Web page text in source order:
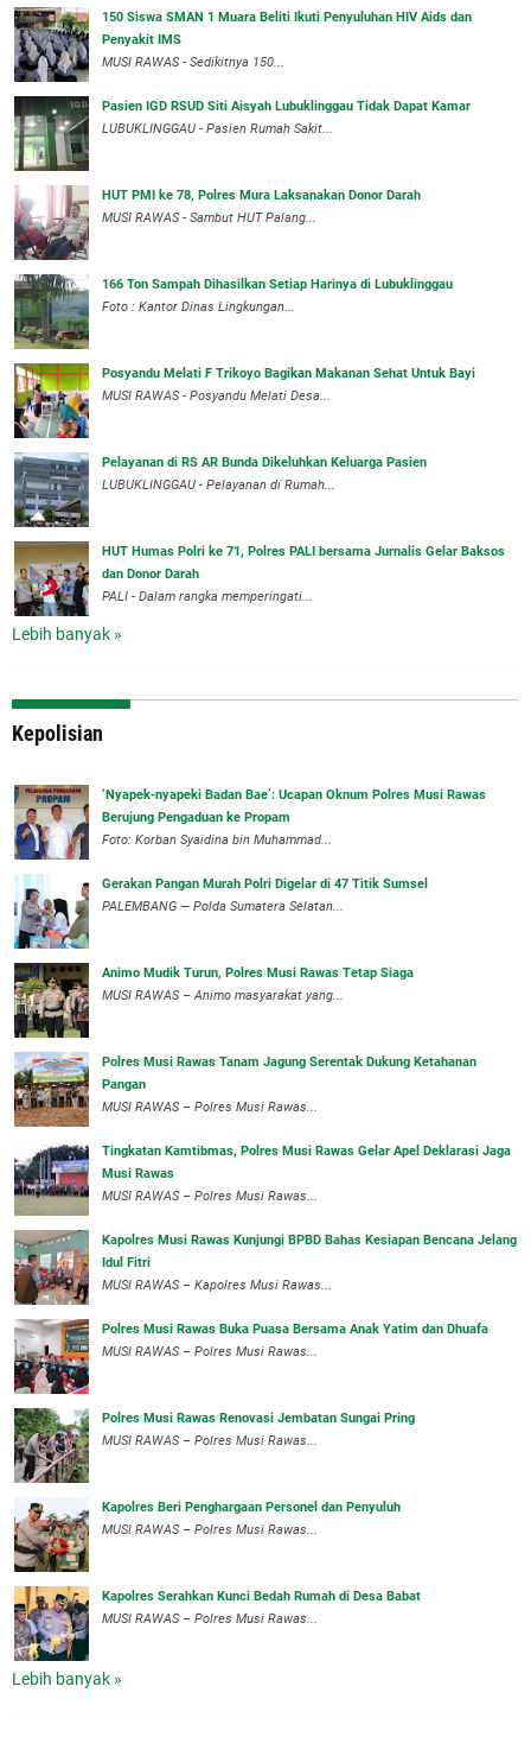
150 Siswa SMAN 1 Muara Beliti Ikuti Penyuluhan HIV Aids dan
Penyakit IMS
MUSI RAWAS - Sedikitnya 150...
Pasien IGD RSUD Siti Aisyah Lubuklinggau Tidak Dapat Kamar
LUBUKLINGGAU - Pasien Rumah Sakit...
HUT PMI ke 78, Polres Mura Laksanakan Donor Darah
MUSI RAWAS - Sambut HUT Palang...
166 Ton Sampah Dihasilkan Setiap Harinya di Lubuklinggau
Foto : Kantor Dinas Lingkungan...
Posyandu Melati F Trikoyo Bagikan Makanan Sehat Untuk Bayi
MUSI RAWAS - Posyandu Melati Desa...
Pelayanan di RS AR Bunda Dikeluhkan Keluarga Pasien
LUBUKLINGGAU - Pelayanan di Rumah...
HUT Humas Polri ke 71, Polres PALI bersama Jurnalis Gelar Baksos
dan Donor Darah
PALI - Dalam rangka memperingati...
Lebih banyak »
Kepolisian
‘Nyapek-nyapeki Badan Bae’: Ucapan Oknum Polres Musi Rawas
Berujung Pengaduan ke Propam
Foto: Korban Syaidina bin Muhammad...
Gerakan Pangan Murah Polri Digelar di 47 Titik Sumsel
PALEMBANG — Polda Sumatera Selatan...
Animo Mudik Turun, Polres Musi Rawas Tetap Siaga
MUSI RAWAS – Animo masyarakat yang...
Polres Musi Rawas Tanam Jagung Serentak Dukung Ketahanan
Pangan
MUSI RAWAS – Polres Musi Rawas...
Tingkatan Kamtibmas, Polres Musi Rawas Gelar Apel Deklarasi Jaga
Musi Rawas
MUSI RAWAS – Polres Musi Rawas...
Kapolres Musi Rawas Kunjungi BPBD Bahas Kesiapan Bencana Jelang
Idul Fitri
MUSI RAWAS – Kapolres Musi Rawas...
Polres Musi Rawas Buka Puasa Bersama Anak Yatim dan Dhuafa
MUSI RAWAS – Polres Musi Rawas...
Polres Musi Rawas Renovasi Jembatan Sungai Pring
MUSI RAWAS – Polres Musi Rawas...
Kapolres Beri Penghargaan Personel dan Penyuluh
MUSI RAWAS – Polres Musi Rawas...
Kapolres Serahkan Kunci Bedah Rumah di Desa Babat
MUSI RAWAS – Polres Musi Rawas...
Lebih banyak »